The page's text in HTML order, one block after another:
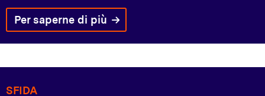
Per saperne di più
SFIDA